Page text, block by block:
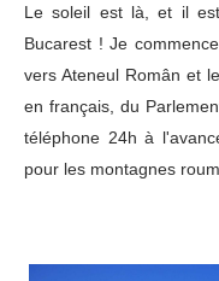
Le soleil est là, et il
Bucarest ! Je
vers Ateneul Român et
en français, du
téléphone 24h à
pour les montagnes